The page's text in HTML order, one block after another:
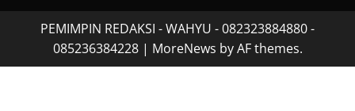
PEMIMPIN REDAKSI - WAHYU - 082323884880 -
085236384228 | MoreNews by AF themes.